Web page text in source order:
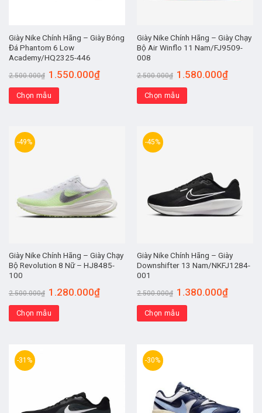
Giày Nike Chính Hãng – Giày Bóng
Đá Phantom 6 Low
Academy/HQ2325-446
2.500.000₫ 1.550.000₫
Chọn mẫu
Giày Nike Chính Hãng – Giày Chạy
Bộ Air Winflo 11 Nam/FJ9509-
008
2.500.000₫ 1.580.000₫
Chọn mẫu
-49%
Giày Nike Chính Hãng – Giày Chạy
Bộ Revolution 8 Nữ – HJ8485-
100
2.500.000₫ 1.280.000₫
Chọn mẫu
-45%
Giày Nike Chính Hãng – Giày
Downshifter 13 Nam/NKFJ1284-
001
2.500.000₫ 1.380.000₫
Chọn mẫu
-31% -30%